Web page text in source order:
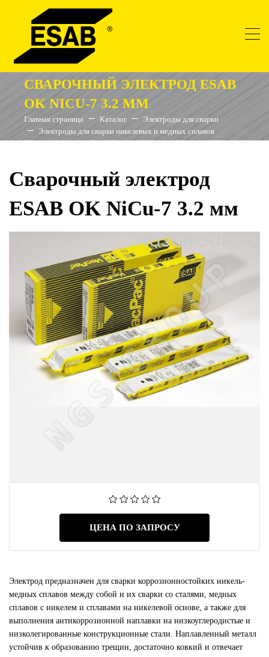
СВАРОЧНЫЙ ЭЛЕКТРОД ESAB
OK NICU-7 3.2 ММ
Главная страница Каталог
Электроды для сварки
Электроды для сварки никелевых и медных сплавов
Сварочный электрод
ESAB OK NiCu-7 3.2 мм
ЦЕНА ПО ЗАПРОСУ
Электрод предназначен для сварки коррозионностойких никель-
медных сплавов между собой и их сварки со сталями, медных
сплавов с никелем и сплавами на никелевой основе, а также для
выполнения антикоррозионной наплавки на низкоуглеродистые и
низколегированные конструкционные стали. Наплавленный металл
устойчив к образованию трещин, достаточно ковкий и отвечает